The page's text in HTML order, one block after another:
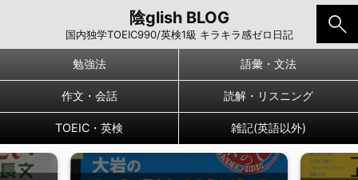
陰glish BLOG
国内独学TOEIC990/英検1級 キラキラ感ゼロ日記
勉強法 語彙・文法
作文・会話 読解・リスニング
TOEIC・英検 雑記(英語以外)